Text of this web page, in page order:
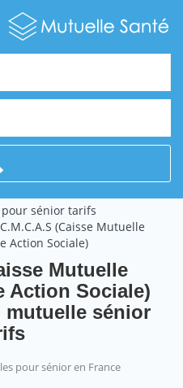
sénior tarifs
(Caisse Mutuelle
Action Sociale)
Mutuelle
Action Sociale)
mutuelle sénior
pour sénior en France